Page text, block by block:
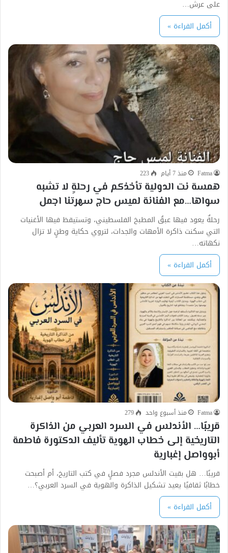
على عرش…
أكمل القراءة »
Fatma منذ 7 أيام 223
همسة نت الدولية تأخذكم في رحلةٍ لا تشبه
سواها…مع الفنانة لميس حاج سهرتنا اجمل
رحلةٌ يعود فيها عبقُ المطبخ الفلسطيني، وتستيقظ فيها الأغنيات
التي سكنت ذاكرة الأمهات والجدات، لتروي حكاية وطنٍ لا تزال
نكهاته…
أكمل القراءة »
Fatma منذ أسبوع واحد 279
قريبًا… الأندلس في السرد العربي من الذاكرة
التاريخية إلى خطاب الهوية تأليف الدكتورة فاطمة
أبوواصل إغبارية
قريبًا… هل بقيت الأندلس مجرد فصلٍ في كتب التاريخ، أم أصبحت
خطابًا ثقافيًا يعيد تشكيل الذاكرة والهوية في السرد العربي؟…
أكمل القراءة »